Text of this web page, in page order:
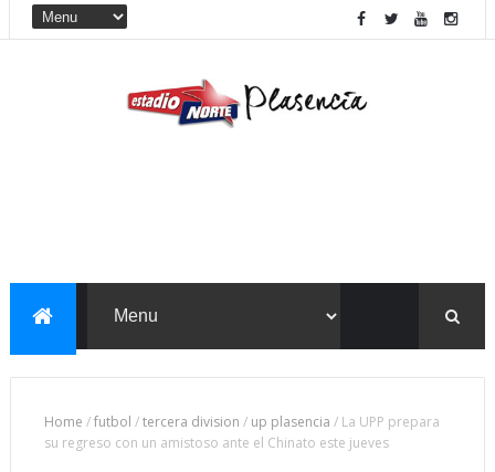
Home /futbol /tercera division / up plasencia / La UPP prepara
su regreso con un amistoso ante el Chinato este jueves